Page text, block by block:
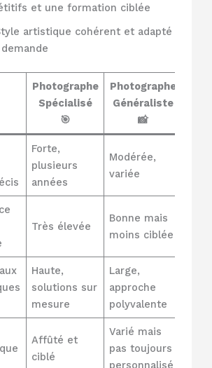
et une formation ciblée
artistique cohérent et adapté
Photographe
Spécialisé
🎯
Photographe
Généraliste
📸
Forte,
plusieurs
années
Modérée,
variée
Très élevée
Bonne mais
moins ciblée
Haute,
solutions sur
mesure
Large,
approche
polyvalente
Affûté et
ciblé
Varié mais
pas toujours
personnalisé